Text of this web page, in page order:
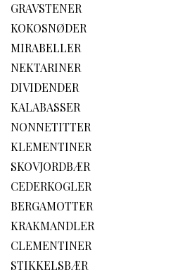
GRAVSTENER
KOKOSNØDER
MIRABELLER
NEKTARINER
DIVIDENDER
KALABASSER
NONNETITTER
KLEMENTINER
SKOVJORDBÆR
CEDERKOGLER
BERGAMOTTER
KRAKMANDLER
CLEMENTINER
STIKKELSBÆR